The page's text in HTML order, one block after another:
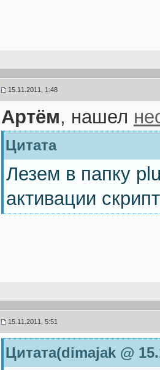
15.11.2011, 1:48
Артём, нашел
Цитата
Лезем в папку
активации
15.11.2011, 5:51
Цитата(dimajak @